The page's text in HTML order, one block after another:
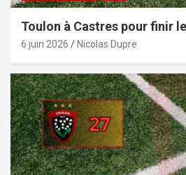
Toulon à Castres pour finir
6 juin 2026 Nicolas Dupre